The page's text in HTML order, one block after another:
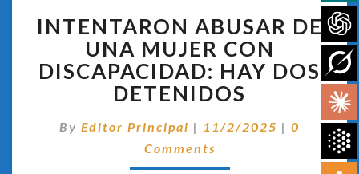
ABUSAR
DE
UNA
MUJER
CON
HAY
DOS
DETENIDOS
INTENTARON ABUSAR DE
UNA MUJER CON
DISCAPACIDAD: HAY DOS
DETENIDOS
By Editor Principal | 11/2/2025 | 0
Comments